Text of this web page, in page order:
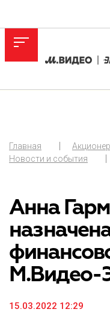
Главная
Новости и события
Анна
М.Видео-
15.03.2022 12:29